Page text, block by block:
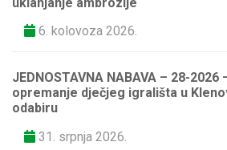
6. kolovoza 2026.
JEDNOSTAVNA NABAVA – 28-
opremanje dječjeg igrališta u
odabiru
31. srpnja 2026.